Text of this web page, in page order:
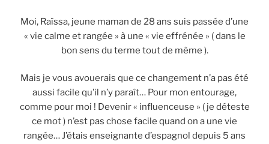
Moi, Raïssa, jeune maman de 28 ans suis passée d’une
« vie calme et rangée » à une « vie effrénée » ( dans le
bon sens du terme tout de même ).
Mais je vous avouerais que ce changement n’a pas été
aussi facile qu’il n’y paraît… Pour mon entourage,
comme pour moi ! Devenir « influenceuse » ( je déteste
ce mot ) n’est pas chose facile quand on a une vie
rangée… J’étais enseignante d’espagnol depuis 5 ans